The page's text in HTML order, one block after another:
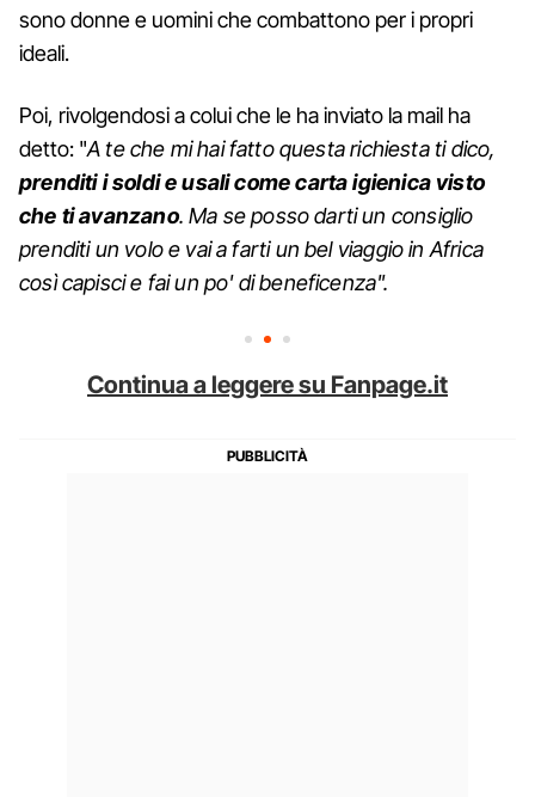
sono donne e uomini che combattono per i propri
ideali.
Poi, rivolgendosi a colui che le ha inviato la mail ha
detto: "A te che mi hai fatto questa richiesta ti dico,
prenditi i soldi e usali come carta igienica visto
che ti avanzano. Ma se posso darti un consiglio
prenditi un volo e vai a farti un bel viaggio in Africa
così capisci e fai un po' di beneficenza".
Continua a leggere su Fanpage.it